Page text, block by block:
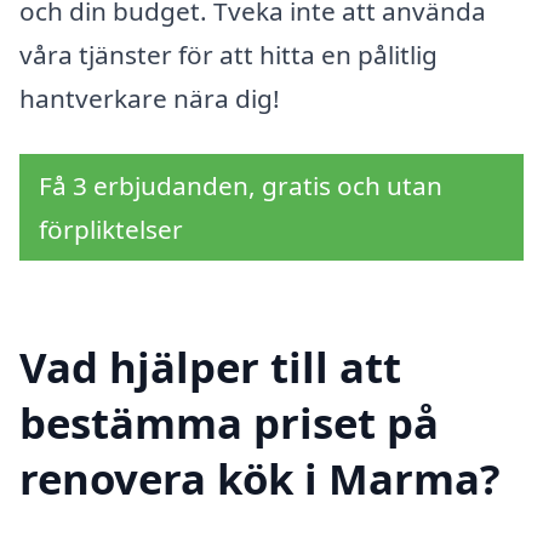
och din budget. Tveka inte att använda
våra tjänster för att hitta en pålitlig
hantverkare nära dig!
Få 3 erbjudanden, gratis och utan
förpliktelser
Vad hjälper till att
bestämma priset på
renovera kök i Marma?